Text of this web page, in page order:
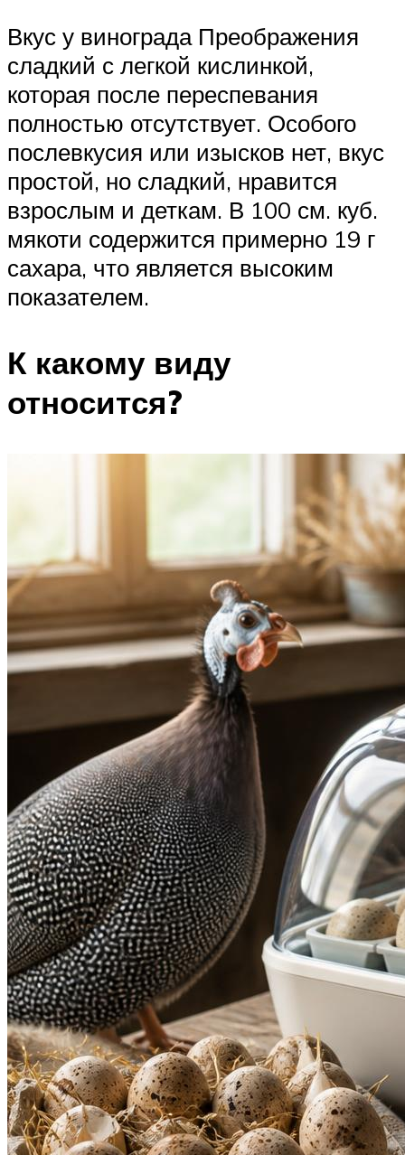
Вкус у винограда Преображения
сладкий с легкой кислинкой,
которая после переспевания
полностью отсутствует. Особого
послевкусия или изысков нет, вкус
простой, но сладкий, нравится
взрослым и деткам. В 100 см. куб.
мякоти содержится примерно 19 г
сахара, что является высоким
показателем.
К какому виду
относится?